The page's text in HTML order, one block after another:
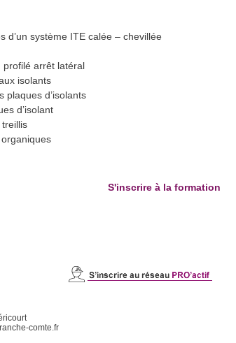
d’un système ITE calée – chevillée
profilé arrêt latéral
isolants
plaques d’isolants
d’isolant
S'inscrire à la formation
comte.fr